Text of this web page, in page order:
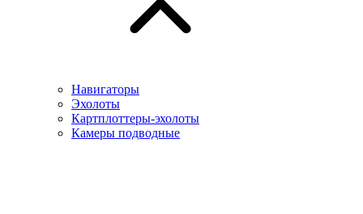
Навигаторы
Эхолоты
Картплоттеры-эхолоты
Камеры подводные